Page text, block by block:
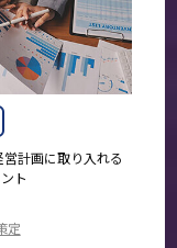
営計画に取り入れる
ト
定